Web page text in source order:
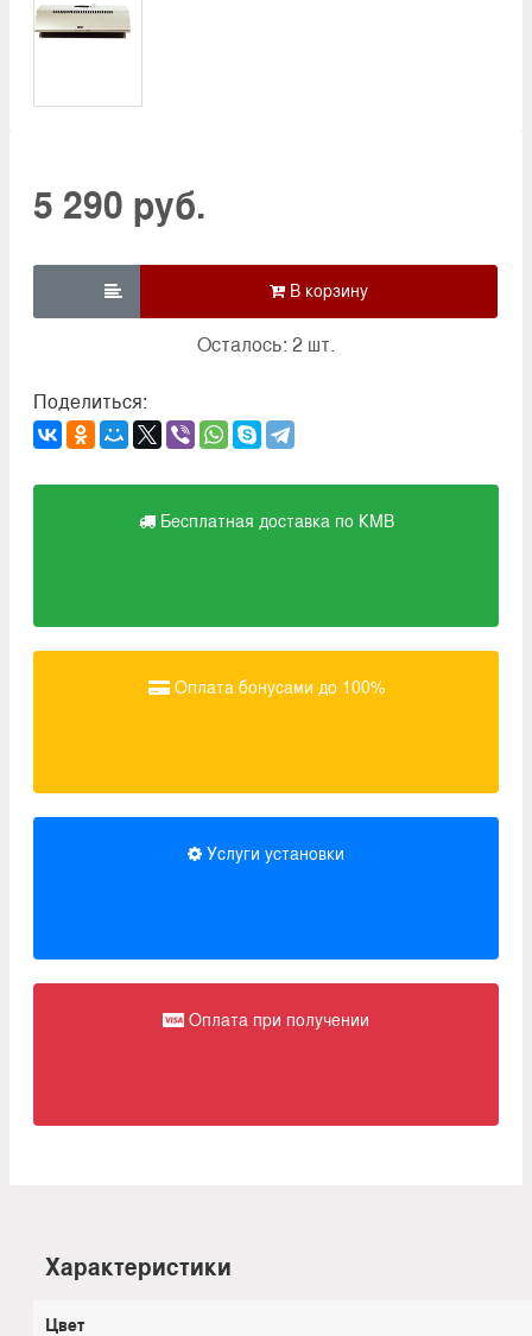
5 290 руб.

Осталось: 2 шт.
Поделиться:
Бесплатная доставка по КМВ
Оплата бонусами до 100%
Услуги установки
Оплата при получении
Характеристики
Цвет